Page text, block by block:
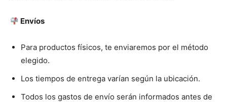
Envíos
Para productos físicos, te enviaremos por el método
elegido.
Los tiempos de entrega varían según la ubicación.
Todos los gastos de envío serán informados antes de